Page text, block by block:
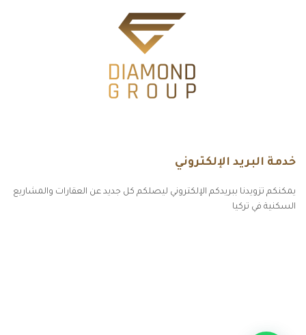
خدمة البريد الإلكتروني
يمكنكم تزويدنا ببريدكم الإلكتروني ليصلكم كل جديد عن العقارات والمشاريع
السكنية في تركيا